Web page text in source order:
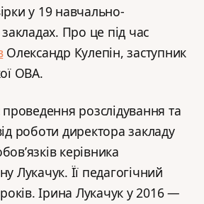
у 19 навчально-
закладах. Про це під час
Олександр Кулепін, заступник
ОВА.
розслідування та
роботи директора закладу
керівника
Лукачук. Її педагогічний
Ірина Лукачук у 2016 —